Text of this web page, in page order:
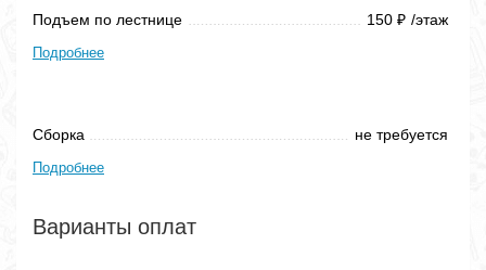
Подъем по лестнице 150 ₽ /этаж
Подробнее
Сборка не требуется
Подробнее
Варианты оплат